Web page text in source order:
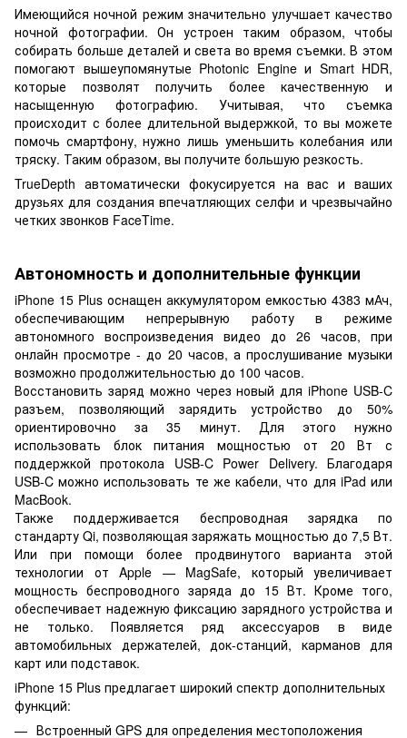
Имеющийся ночной режим значительно улучшает качество
ночной фотографии. Он устроен таким образом, чтобы
собирать больше деталей и света во время съемки. В этом
помогают вышеупомянутые Photonic Engine и Smart HDR,
которые позволят получить более качественную и
насыщенную фотографию. Учитывая, что съемка
происходит с более длительной выдержкой, то вы можете
помочь смартфону, нужно лишь уменьшить колебания или
тряску. Таким образом, вы получите большую резкость.
TrueDepth автоматически фокусируется на вас и ваших
друзьях для создания впечатляющих селфи и чрезвычайно
четких звонков FaceTime.
Автономность и дополнительные функции
iPhone 15 Plus оснащен аккумулятором емкостью 4383 мАч,
обеспечивающим непрерывную работу в режиме
автономного воспроизведения видео до 26 часов, при
онлайн просмотре - до 20 часов, а прослушивание музыки
возможно продолжительностью до 100 часов.
Восстановить заряд можно через новый для iPhone USB-C
разъем, позволяющий зарядить устройство до 50%
ориентировочно за 35 минут. Для этого нужно
использовать блок питания мощностью от 20 Вт с
поддержкой протокола USB-C Power Delivery. Благодаря
USB-C можно использовать те же кабели, что для iPad или
MacBook.
Также поддерживается беспроводная зарядка по
стандарту Qi, позволяющая заряжать мощностью до 7,5 Вт.
Или при помощи более продвинутого варианта этой
технологии от Apple — MagSafe, который увеличивает
мощность беспроводного заряда до 15 Вт. Кроме того,
обеспечивает надежную фиксацию зарядного устройства и
не только. Появляется ряд аксессуаров в виде
автомобильных держателей, док-станций, карманов для
карт или подставок.
iPhone 15 Plus предлагает широкий спектр дополнительных
функций:
Встроенный GPS для определения местоположения